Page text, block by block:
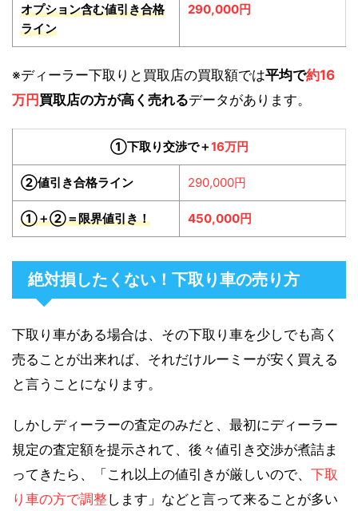
オプション含む値引き合格
ライン
290,000円
※ディーラー下取りと買取店の買取額では平均で約16
万円 買取店の方が高く売れるデータがあります。
①下取り交渉で＋16万円
②値引き合格ライン 290,000円
①＋②＝限界値引き！ 450,000円
絶対損したくない！下取り車の売り方
下取り車がある場合は、その下取り車を少しでも高く
売ることが出来れば、それだけルーミーが安く買える
と言うことになります。
しかしディーラーの査定のみだと、最初にディーラー
規定の査定額を提示されて、後々値引き交渉が煮詰ま
ってきたら、「これ以上の値引きが厳しいので、 下取
り車の方で調整します」などと言って来ることが多い